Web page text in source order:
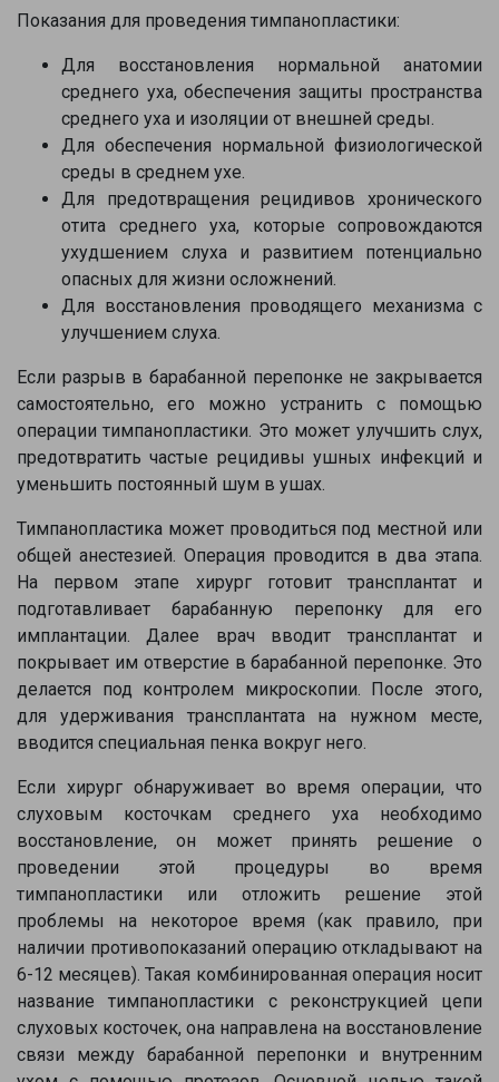
Показания для проведения тимпанопластики:
Для восстановления нормальной анатомии
среднего уха, обеспечения защиты пространства
среднего уха и изоляции от внешней среды.
Для обеспечения нормальной физиологической
среды в среднем ухе.
Для предотвращения рецидивов хронического
отита среднего уха, которые сопровождаются
ухудшением слуха и развитием потенциально
опасных для жизни осложнений.
Для восстановления проводящего механизма с
улучшением слуха.
Если разрыв в барабанной перепонке не закрывается
самостоятельно, его можно устранить с помощью
операции тимпанопластики. Это может улучшить слух,
предотвратить частые рецидивы ушных инфекций и
уменьшить постоянный шум в ушах.
Тимпанопластика может проводиться под местной или
общей анестезией. Операция проводится в два этапа.
На первом этапе хирург готовит трансплантат и
подготавливает барабанную перепонку для его
имплантации. Далее врач вводит трансплантат и
покрывает им отверстие в барабанной перепонке. Это
делается под контролем микроскопии. После этого,
для удерживания трансплантата на нужном месте,
вводится специальная пенка вокруг него.
Если хирург обнаруживает во время операции, что
слуховым косточкам среднего уха необходимо
восстановление, он может принять решение о
проведении этой процедуры во время
тимпанопластики или отложить решение этой
проблемы на некоторое время (как правило, при
наличии противопоказаний операцию откладывают на
6-12 месяцев). Такая комбинированная операция носит
название тимпанопластики с реконструкцией цепи
слуховых косточек, она направлена на восстановление
связи между барабанной перепонки и внутренним